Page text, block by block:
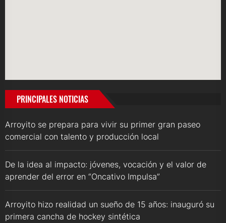
PRINCIPALES NOTICIAS
Arroyito se prepara para vivir su primer gran paseo
comercial con talento y producción local
De la idea al impacto: jóvenes, vocación y el valor de
aprender del error en “Oncativo Impulsa”
Arroyito hizo realidad un sueño de 15 años: inauguró su
primera cancha de hockey sintética